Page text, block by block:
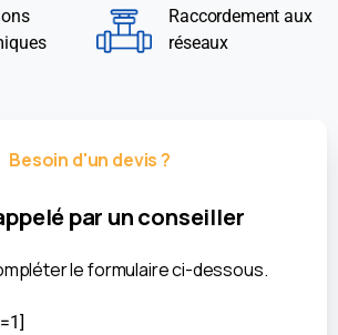
Raccordement aux
réseaux
Besoin d'un devis ?
par unconseiller
le formulaire ci-dessous.